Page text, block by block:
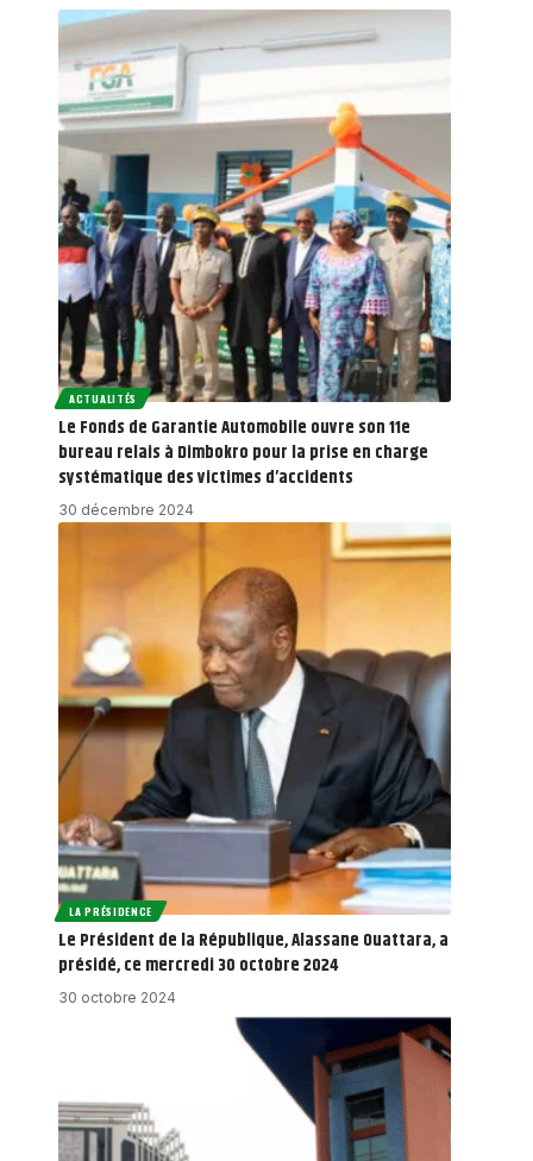
ACTUALITÉS
Le Fonds de Garantie Automobile ouvre son 11e
bureau relais à Dimbokro pour la prise en charge
systématique des victimes d’accidents
30 décembre 2024
LA PRÉSIDENCE
Le Président de la République, Alassane Ouattara, a
présidé, ce mercredi 30 octobre 2024
30 octobre 2024